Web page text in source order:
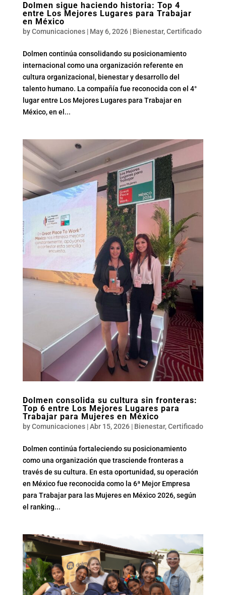
Dolmen sigue haciendo historia: Top 4
entre Los Mejores Lugares para Trabajar
en México
byComunicaciones| May 6, 2026| Bienestar,Certificado
Dolmen continúa consolidando su posicionamiento
internacional como una organización referente en
cultura organizacional, bienestar y desarrollo del
talento humano. La compañía fue reconocida con el 4°
lugar entre Los Mejores Lugares para Trabajar en
México, en el...
Dolmen consolida su cultura sin fronteras:
Top 6 entre Los Mejores Lugares para
Trabajar para Mujeres en México
byComunicaciones|Abr 15, 2026| Bienestar,Certificado
Dolmen continúa fortaleciendo su posicionamiento
como una organización que trasciende fronteras a
través de su cultura. En esta oportunidad, su operación
en México fue reconocida como la 6ª Mejor Empresa
para Trabajar para las Mujeres en México 2026, según
el ranking...